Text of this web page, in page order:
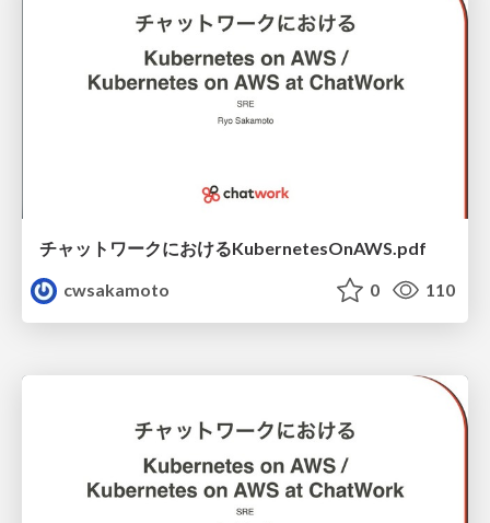
チャットワークにおけるKubernetesOnAWS.pdf
cwsakamoto
0 110